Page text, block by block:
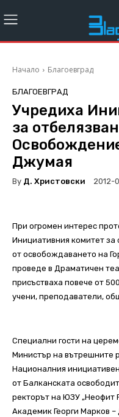
Начало Благоевград
БЛАГОЕВГРАД
Учредиха
за
Джумая
By Д. Христовски 2012-
При огромен интерес
Инициативния комитет за
от освобождаването на
проведе в Драматичен
присъстваха повече от
учени, преподаватели,
Специални гости на
Министър на вътрешните
Националния
от Балканската
ректорът на ЮЗУ „Неофит
Академик Георги Марков